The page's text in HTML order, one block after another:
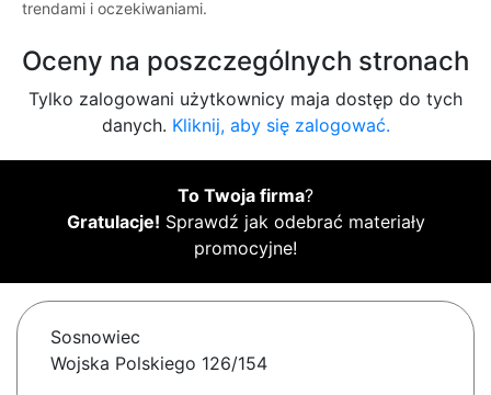
trendami i oczekiwaniami.
Oceny na poszczególnych stronach
Tylko zalogowani użytkownicy maja dostęp do tych
danych. Kliknij, aby się zalogować.
To Twoja firma?
Gratulacje! Sprawdź jak odebrać materiały
promocyjne!
Sosnowiec
Wojska Polskiego 126/154